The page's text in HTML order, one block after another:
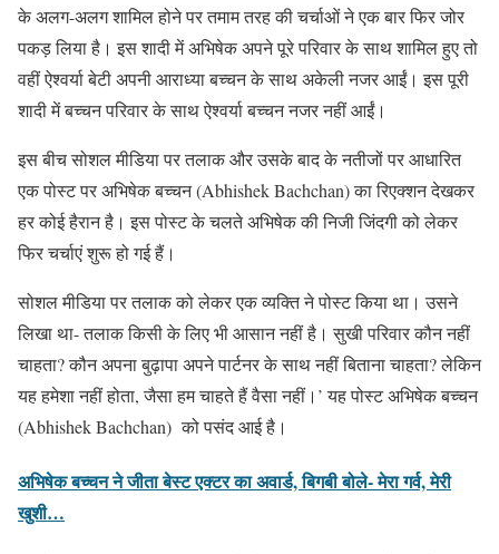
के अलग-अलग शामिल होने पर तमाम तरह की चर्चाओं ने एक बार फिर जोर
पकड़ लिया है। इस शादी में अभिषेक अपने पूरे परिवार के साथ शामिल हुए तो
वहीं ऐश्वर्या बेटी अपनी आराध्या बच्चन के साथ अकेली नजर आईं। इस पूरी
शादी में बच्चन परिवार के साथ ऐश्वर्या बच्चन नजर नहीं आईं।
इस बीच सोशल मीडिया पर तलाक और उसके बाद के नतीजों पर आधारित
एक पोस्ट पर अभिषेक बच्चन (Abhishek Bachchan) का रिएक्शन देखकर
हर कोई हैरान है। इस पोस्ट के चलते अभिषेक की निजी जिंदगी को लेकर
फिर चर्चाएं शुरू हो गई हैं।
सोशल मीडिया पर तलाक को लेकर एक व्यक्ति ने पोस्ट किया था। उसने
लिखा था- तलाक किसी के लिए भी आसान नहीं है। सुखी परिवार कौन नहीं
चाहता? कौन अपना बुढ़ापा अपने पार्टनर के साथ नहीं बिताना चाहता? लेकिन
यह हमेशा नहीं होता, जैसा हम चाहते हैं वैसा नहीं।’ यह पोस्ट अभिषेक बच्चन
(Abhishek Bachchan) को पसंद आई है।
अभिषेक बच्चन ने जीता बेस्ट एक्टर का अवार्ड, बिगबी बोले- मेरा गर्व, मेरी
खुशी…